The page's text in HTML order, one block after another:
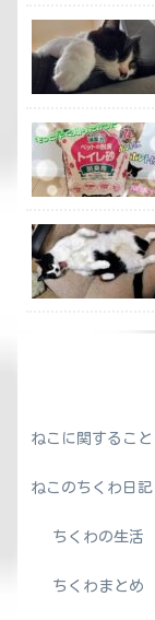
ねこに関すること
ねこのちくわ日記
ちくわの生活
ちくわまとめ